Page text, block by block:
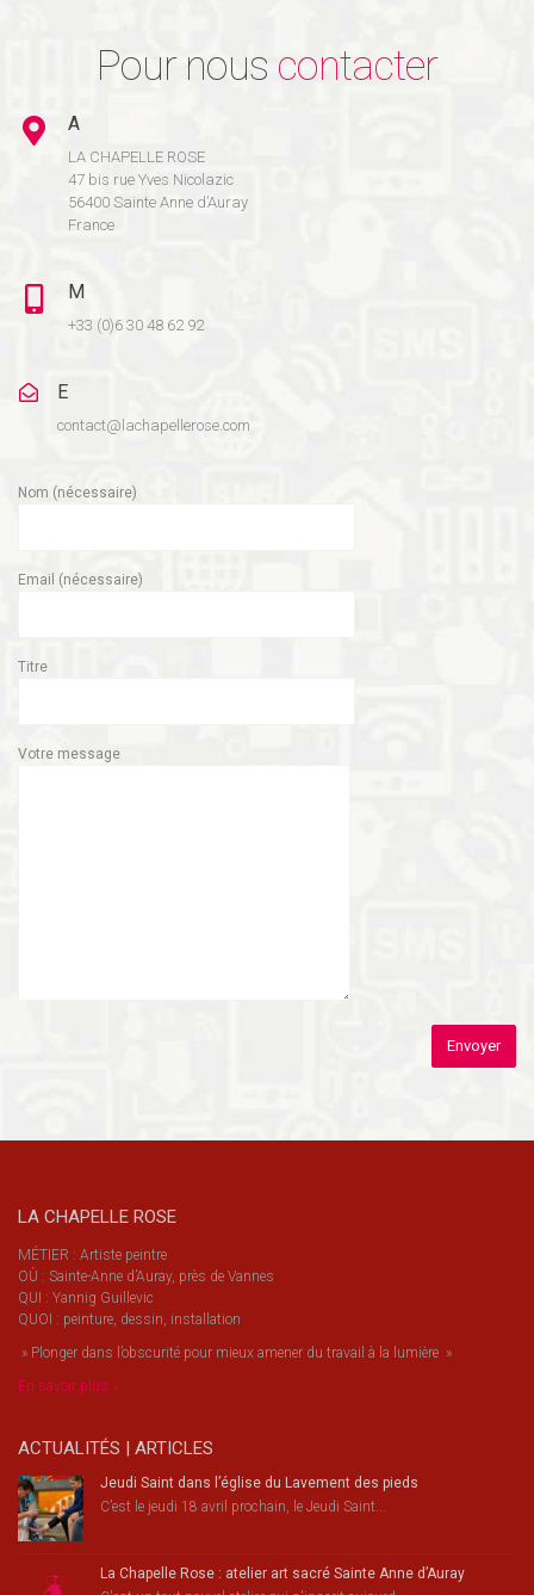
Pour nous contacter
A
LA CHAPELLE ROSE
47 bis rue Yves Nicolazic
56400 Sainte Anne d’Auray
France
M
+33 (0)6 30 48 62 92
E
contact@lachapellerose.com
Nom (nécessaire)
Email (nécessaire)
Titre
Votre message
LA CHAPELLE ROSE
MÉTIER : Artiste peintre
OÙ : Sainte-Anne d’Auray, près de Vannes
QUI : Yannig Guillevic
QUOI : peinture, dessin, installation
» Plonger dans l’obscurité pour mieux amener du travail à la lumière »
En savoir plus »
ACTUALITÉS | ARTICLES
Jeudi Saint dans l’église du Lavement des pieds
C’est le jeudi 18 avril prochain, le Jeudi Saint...
La Chapelle Rose : atelier art sacré Sainte Anne d’Auray